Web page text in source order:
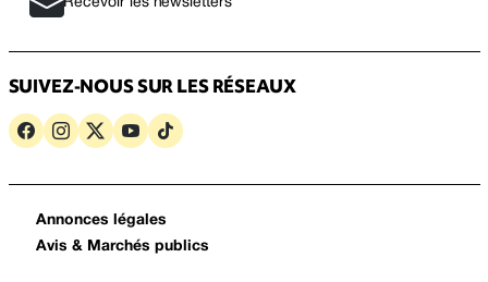
SUIVEZ-NOUS SUR LES RÉSEAUX
Annonces légales
Avis & Marchés publics